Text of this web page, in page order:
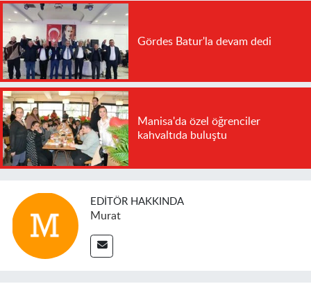
Gördes Batur'la devam dedi
Manisa'da özel öğrenciler
kahvaltıda buluştu
EDITÖR HAKKINDA
Murat